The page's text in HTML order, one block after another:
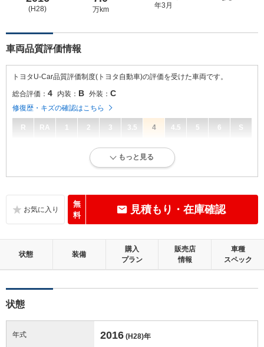
(H28) 万km
年3月
車両品質評価情報
トヨタU-Car品質評価制度(トヨタ自動車)の評価を受けた車両です。
総合評価： 4 内装： B 外装： C
修復歴・キズの確認はこちら
R RA 1 2 3 3.5 4 4.5 5 6 S
キズ、へこみが少なく、全体的に良好な状態です。
いたみ、汚れなどは少なく、全体的に良好な状態です。
この中古車の「車両品質評価書」を見る
もっと見る
無
料
見積もり・在庫確認
状態 装備
購入
プラン
販売店
情報
車種
スペック
状態
年式 2016 (H28)年